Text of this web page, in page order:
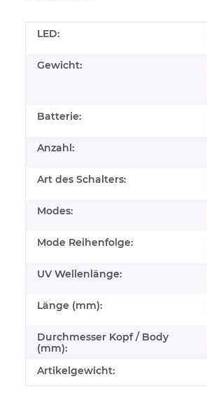
LED:
Gewicht:
Batterie:
Anzahl:
Art des Schalters:
Modes:
Mode Reihenfolge:
UV Wellenlänge:
Länge (mm):
Durchmesser Kopf / Body
(mm):
Artikelgewicht: